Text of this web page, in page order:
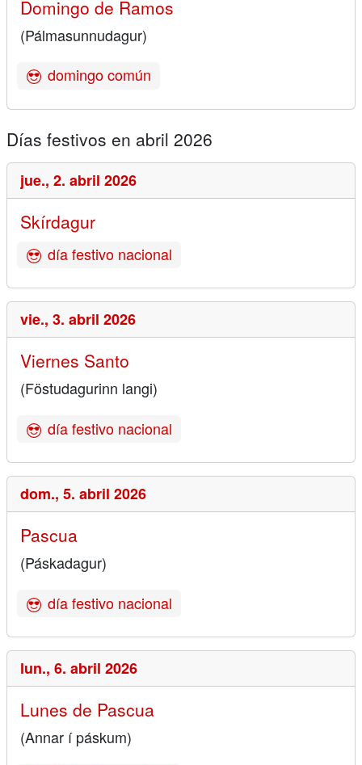
Domingo de Ramos
(Pálmasunnudagur)
domingo común
Días festivos en abril 2026
jue., 2. abril 2026
Skírdagur
día festivo nacional
vie., 3. abril 2026
Viernes Santo
(Föstudagurinn langi)
día festivo nacional
dom., 5. abril 2026
Pascua
(Páskadagur)
día festivo nacional
lun., 6. abril 2026
Lunes de Pascua
(Annar í páskum)